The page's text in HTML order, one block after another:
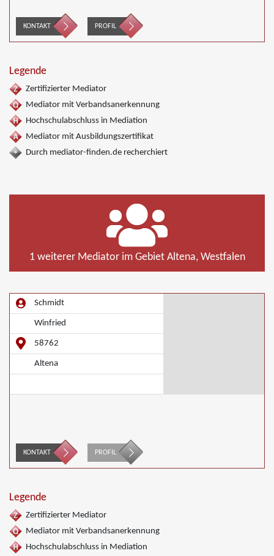
KONTAKT PROFIL
Legende
Zertifizierter Mediator
Mediator mit Verbandsanerkennung
Hochschulabschluss in Mediation
Mediator mit Ausbildungszertifikat
Durch mediator-finden.de recherchiert
1 weiterer Mediator im Gebiet Altena, Westfalen
Schmidt
Winfried
58762
Altena
KONTAKT PROFIL
Legende
Zertifizierter Mediator
Mediator mit Verbandsanerkennung
Hochschulabschluss in Mediation